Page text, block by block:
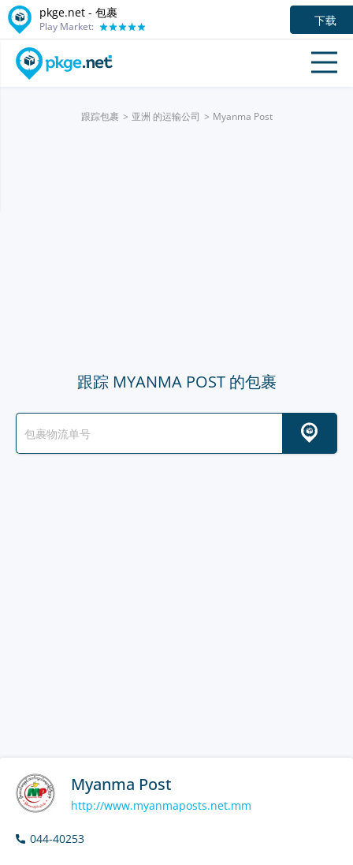
pkge.net - 包裹
Play Market: 下载
跟踪包裹 亚洲 的运输公司 Myanma Post
跟踪 MYANMA POST 的包裹
Myanma Post
http://www.myanmaposts.net.mm
044-40253